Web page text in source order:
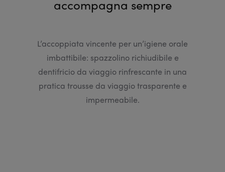
accompagna sempre
L’accoppiata vincente per un’igiene orale
imbattibile: spazzolino richiudibile e
dentifricio da viaggio rinfrescante in una
pratica trousse da viaggio trasparente e
impermeabile.